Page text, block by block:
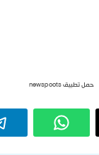
حمل تطبيق newspoots